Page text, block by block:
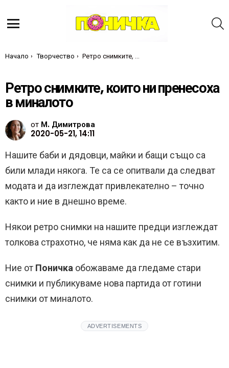
Ти си тук:
Начало Творчество Ретро снимките, които ни пренесоха в миналото
Ретро снимките, които ни пренесоха
в миналото
от М. Димитрова
2020-05-21, 14:11
Нашите баби и дядовци, майки и бащи също са
били млади някога. Те са се опитвали да следват
модата и да изглеждат привлекателно – точно
както и ние в днешно време.
Някои ретро снимки на нашите предци изглеждат
толкова страхотно, че няма как да не се възхитим.
Ние от Поничка обожаваме да гледаме стари
снимки и публикуваме нова партида от готини
снимки от миналото.
ADVERTISEMENTS